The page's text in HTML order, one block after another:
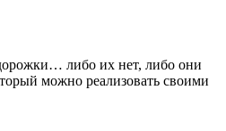
либо их нет, либо они
можно реализовать своими